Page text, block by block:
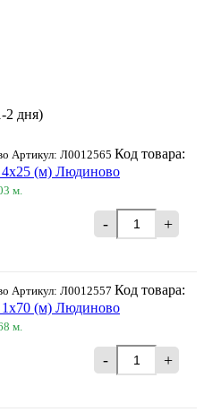
2 дня)
Артикул: Л0012565 Код товара:
(м) Людиново
м.
- +
Артикул: Л0012557 Код товара:
(м) Людиново
м.
- +